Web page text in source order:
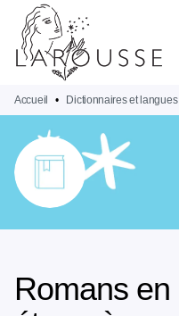
MENU
PIED DE PAGE
Accueil • Dictionnaires et
Romans